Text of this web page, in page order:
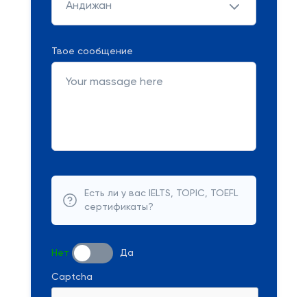
Андижан
Твое сообщение
Есть ли у вас IELTS, TOPIC, TOEFL
сертификаты?
Нет Да
Captcha